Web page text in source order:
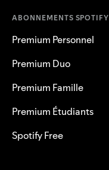
ABONNEMENTS SPOTIFY
Premium Personnel
Premium Duo
Premium Famille
Premium Étudiants
Spotify Free